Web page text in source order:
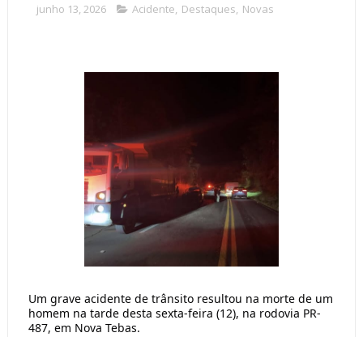
junho 13, 2026 Acidente, Destaques, Novas
Um grave acidente de trânsito resultou na morte de um
homem na tarde desta sexta-feira (12), na rodovia PR-
487, em Nova Tebas.